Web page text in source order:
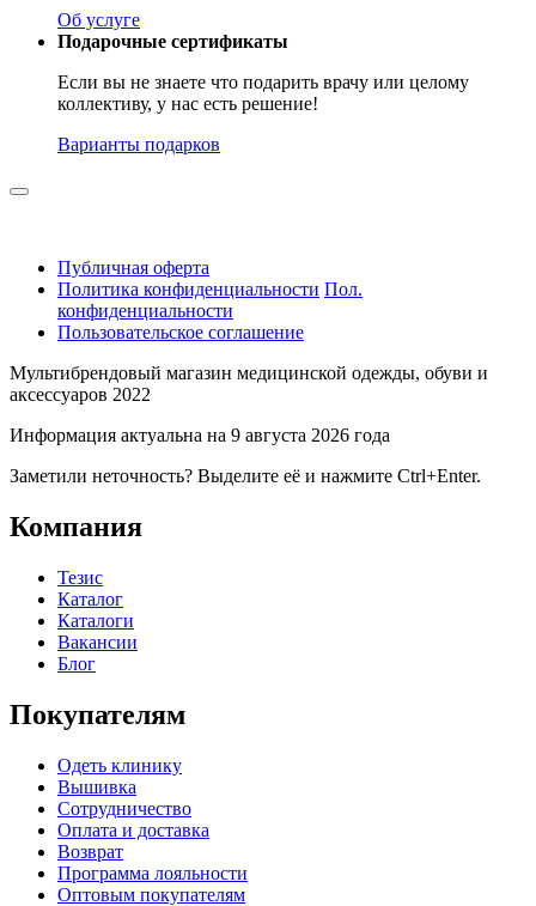
Об услуге
Подарочные сертификаты
Если вы не знаете что подарить врачу или целому
коллективу, у нас есть решение!
Варианты подарков
Публичная оферта
Политика конфиденциальности Пол.
конфиденциальности
Пользовательское соглашение
Мультибрендовый магазин медицинской одежды, обуви и
аксессуаров 2022
Информация актуальна на 9 августа 2026 года
Заметили неточность? Выделите её и нажмите Ctrl+Enter.
Компания
Тезис
Каталог
Каталоги
Вакансии
Блог
Покупателям
Одеть клинику
Вышивка
Сотрудничество
Оплата и доставка
Возврат
Программа лояльности
Оптовым покупателям